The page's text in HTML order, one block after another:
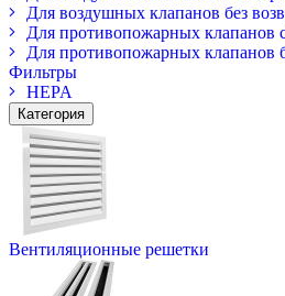
Для воздушных клапанов без
Для противопожарных клапанов
Для противопожарных клапанов
Фильтры
HEPA
Категория
Вентиляционные решетки